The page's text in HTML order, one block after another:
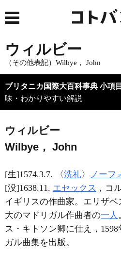
ウィルビー
（その他表記）Wilbye， John
ブリタニカ国際大百科事典 小項
味・わかりやすい解説
ウィルビー
Wilbye， John
[生]1574.3.7. 〈洗礼〉
ノーフ
[没]1638.11. エセックス ，コ
イギリスの作曲家。エリザ
大のマドリガル作曲者の一人
ス・キトソン卿に仕え，1598
ガル曲集を出版。